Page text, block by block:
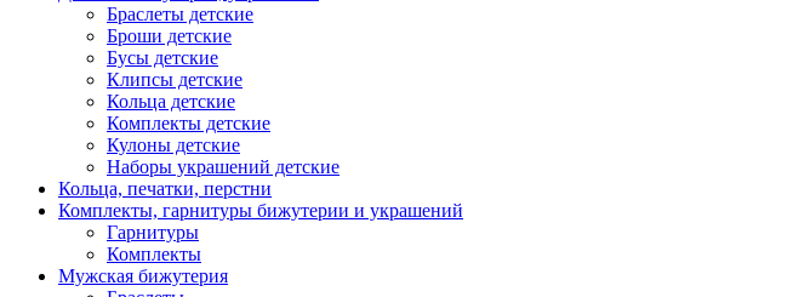
Браслеты детские
Броши детские
Бусы детские
Клипсы детские
Кольца детские
Комплекты детские
Кулоны детские
Наборы украшений детские
Кольца, печатки, перстни
Комплекты, гарнитуры бижутерии и украшений
Гарнитуры
Комплекты
Мужская бижутерия